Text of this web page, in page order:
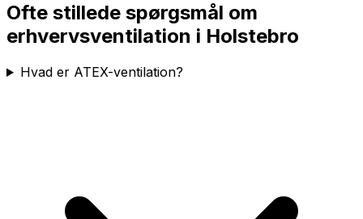
Ofte stillede spørgsmål om
erhvervsventilation i Holstebro
Hvad er ATEX-ventilation?